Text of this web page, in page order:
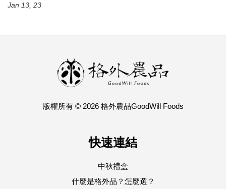
Jan 13, 23
版權所有 © 2026 格外農品GoodWill Foods
快速連結
中秋禮盒
什麼是格外品？怎麼選？